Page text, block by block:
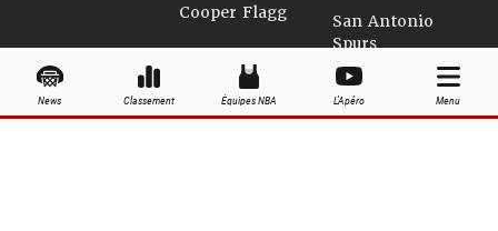
News Classement Équipes NBA L'Apéro Menu
Cooper Flagg
San Antonio
Spurs
Seattle
Supersonics